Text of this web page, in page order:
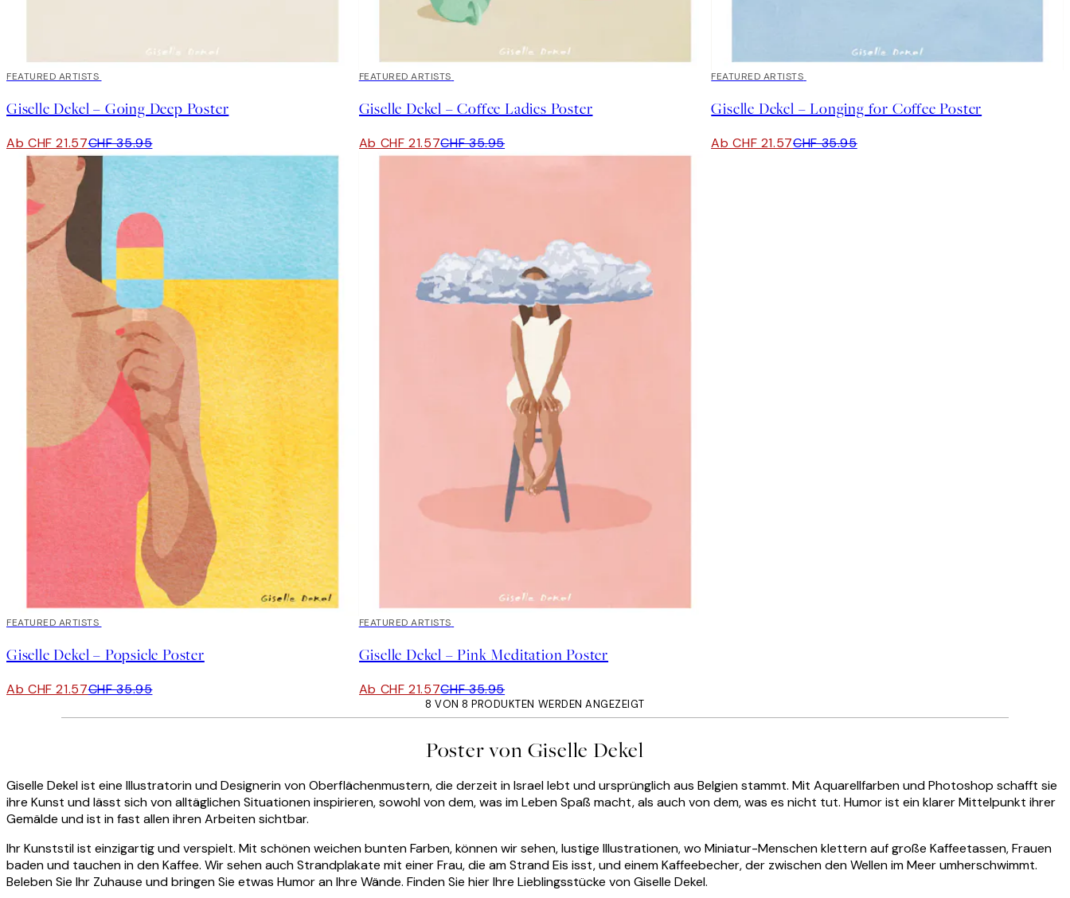
40%*
FEATURED ARTISTS
Giselle Dekel – Going Deep Poster
Ab CHF 21.57CHF 35.95
40%*
FEATURED ARTISTS
Giselle Dekel – Coffee Ladies Poster
Ab CHF 21.57CHF 35.95
40%*
FEATURED ARTISTS
Giselle Dekel – Longing for Coffee Poster
Ab CHF 21.57CHF 35.95
40%*
FEATURED ARTISTS
Giselle Dekel – Popsicle Poster
Ab CHF 21.57CHF 35.95
40%*
FEATURED ARTISTS
Giselle Dekel – Pink Meditation Poster
Ab CHF 21.57CHF 35.95
8 VON 8 PRODUKTEN WERDEN ANGEZEIGT
Poster von Giselle Dekel
Giselle Dekel ist eine Illustratorin und Designerin von Oberflächenmustern, die derzeit in Israel lebt und ursprünglich aus Belgien stammt. Mit Aquarellfarben und Photoshop schafft sie
ihre Kunst und lässt sich von alltäglichen Situationen inspirieren, sowohl von dem, was im Leben Spaß macht, als auch von dem, was es nicht tut. Humor ist ein klarer Mittelpunkt ihrer
Gemälde und ist in fast allen ihren Arbeiten sichtbar.
Ihr Kunststil ist einzigartig und verspielt. Mit schönen weichen bunten Farben, können wir sehen, lustige Illustrationen, wo Miniatur-Menschen klettern auf große Kaffeetassen, Frauen
baden und tauchen in den Kaffee. Wir sehen auch Strandplakate mit einer Frau, die am Strand Eis isst, und einem Kaffeebecher, der zwischen den Wellen im Meer umherschwimmt.
Beleben Sie Ihr Zuhause und bringen Sie etwas Humor an Ihre Wände. Finden Sie hier Ihre Lieblingsstücke von Giselle Dekel.